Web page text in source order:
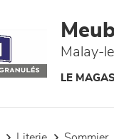
Malay-
LE